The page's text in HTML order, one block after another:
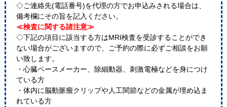
◇ご連絡先(電話番号)を代理の方でお申込みされる場合は、
備考欄にその旨を記入ください。
≪検査に関する諸注意≫
◇下記の項目に該当する方はMRI検査を受診することができ
ない場合がございますので、ご予約の際に必ずご相談をお願
い致します。
・心臓ペースメーカー、除細動器、刺激電極などを身につけ
ている方
・体内に脳動脈瘤クリップや人工関節などの金属が埋め込ま
れている方